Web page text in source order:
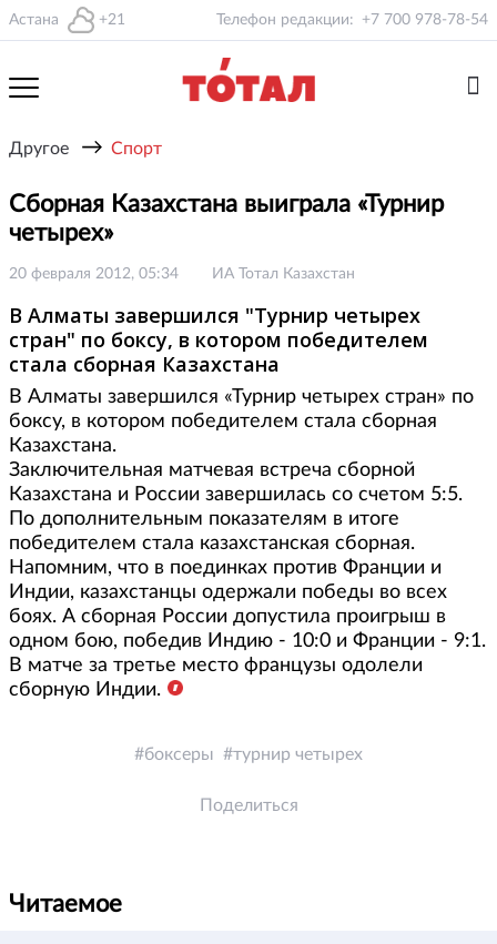
Астана +21 Телефон редакции: +7 700 978-78-54
Другое → Спорт
Сборная Казахстана выиграла «Турнир
четырех»
20 февраля 2012, 05:34 ИА Тотал Казахстан
В Алматы завершился "Турнир четырех
стран" по боксу, в котором победителем
стала сборная Казахстана
В Алматы завершился «Турнир четырех стран» по
боксу, в котором победителем стала сборная
Казахстана.
Заключительная матчевая встреча сборной
Казахстана и России завершилась со счетом 5:5.
По дополнительным показателям в итоге
победителем стала казахстанская сборная.
Напомним, что в поединках против Франции и
Индии, казахстанцы одержали победы во всех
боях. А сборная России допустила проигрыш в
одном бою, победив Индию - 10:0 и Франции - 9:1.
В матче за третье место французы одолели
сборную Индии.
боксеры турнир четырех
Поделиться
Читаемое